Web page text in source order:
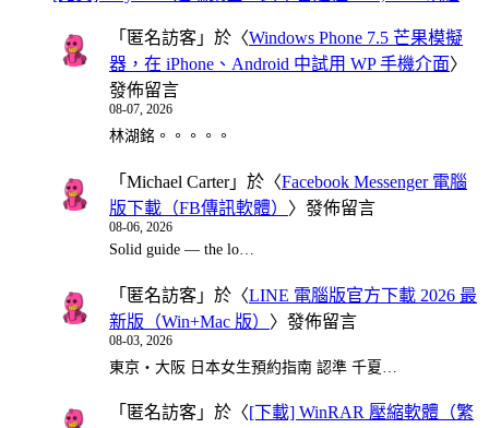
「 匿名訪客 」於〈Windows Phone 7.5 芒果模擬
器，在 iPhone、Android 中試用 WP 手機介面〉
發佈留言
08-07, 2026
林湖銘。。。。。
「 Michael Carter」於〈Facebook Messenger 電腦
版下載（FB傳訊軟體） 〉發佈留言
08-06, 2026
Solid guide — the lo…
「 匿名訪客 」於〈LINE 電腦版官方下載 2026 最
新版（Win+Mac 版） 〉發佈留言
08-03, 2026
東京・大阪 日本女生預約指南 認準 千夏…
「 匿名訪客 」於〈[下載] WinRAR 壓縮軟體（繁